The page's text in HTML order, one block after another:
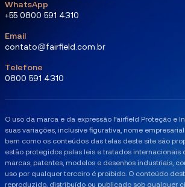
WhatsApp
+55 0800 591 4310
Email
contato@fairfield.com.br
Telefone
0800 591 4310
O uso da marca e da expressão Fairfield Proteção e
suas variações, inclusive figurativa, nome
bem como os conteúdos das telas deste site são
estão protegidos pelas leis e tratados internacionais
marcas, patentes, modelos e desenhos industriais,
uso por qualquer terceiro é proibido. O conteúdo
reproduzido, distribuído ou publicado sob qualquer